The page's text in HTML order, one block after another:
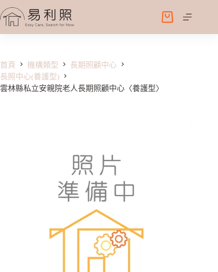
至
容
購
物
首頁 機構類型
長期照顧中心
長照中心(養護型)
雲林縣私立安親院老人長期照顧中心〈養護型〉